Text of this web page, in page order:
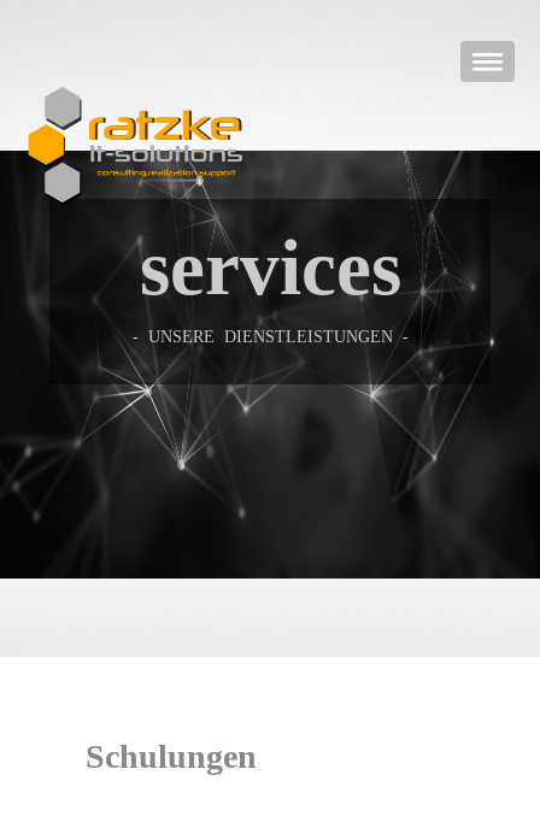
services
- UNSERE DIENSTLEISTUNGEN -
Schulungen